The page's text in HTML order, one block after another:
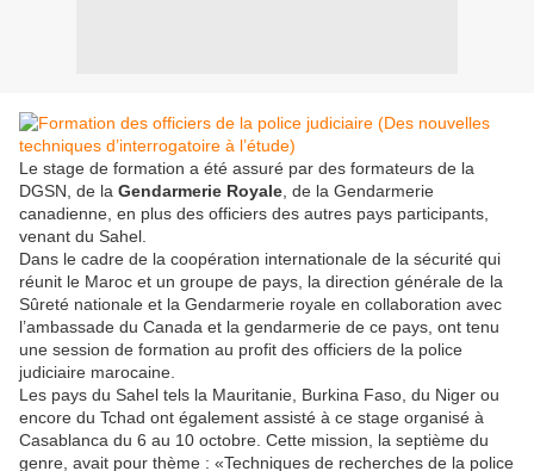
Le stage de formation a été assuré par des formateurs de la
DGSN, de la Gendarmerie Royale , de la Gendarmerie
canadienne, en plus des officiers des autres pays participants,
venant du Sahel.
Dans le cadre de la coopération internationale de la sécurité qui
réunit le Maroc et un groupe de pays, la direction générale de la
Sûreté nationale et la Gendarmerie royale en collaboration avec
l’ambassade du Canada et la gendarmerie de ce pays, ont tenu
une session de formation au profit des officiers de la police
judiciaire marocaine.
Les pays du Sahel tels la Mauritanie, Burkina Faso, du Niger ou
encore du Tchad ont également assisté à ce stage organisé à
Casablanca du 6 au 10 octobre. Cette mission, la septième du
genre, avait pour thème : «Techniques de recherches de la police